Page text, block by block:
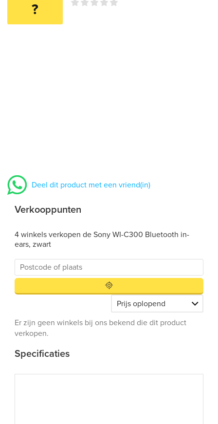
?
Deel dit product met een vriend(in)
Verkooppunten
4 winkels verkopen de Sony WI-C300 Bluetooth in-
ears, zwart
Er zijn geen winkels bij ons bekend die dit product
verkopen.
Specificaties